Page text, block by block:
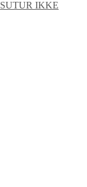
SUTUR IKKE